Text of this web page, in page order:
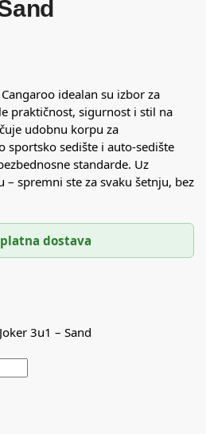
idealan su izbor za
praktičnost, sigurnost i stil na
udobnu korpu za
sportsko sedište i auto-sedište
standarde. Uz
– spremni ste za svaku šetnju, bez
dostava
3u1 – Sand